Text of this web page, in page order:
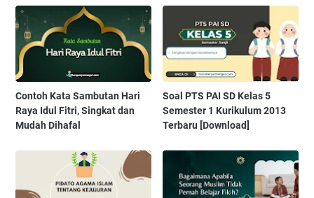
Contoh Kata Sambutan Hari
Raya Idul Fitri, Singkat dan
Mudah Dihafal
Soal PTS PAI SD Kelas 5
Semester 1 Kurikulum 2013
Terbaru [Download]